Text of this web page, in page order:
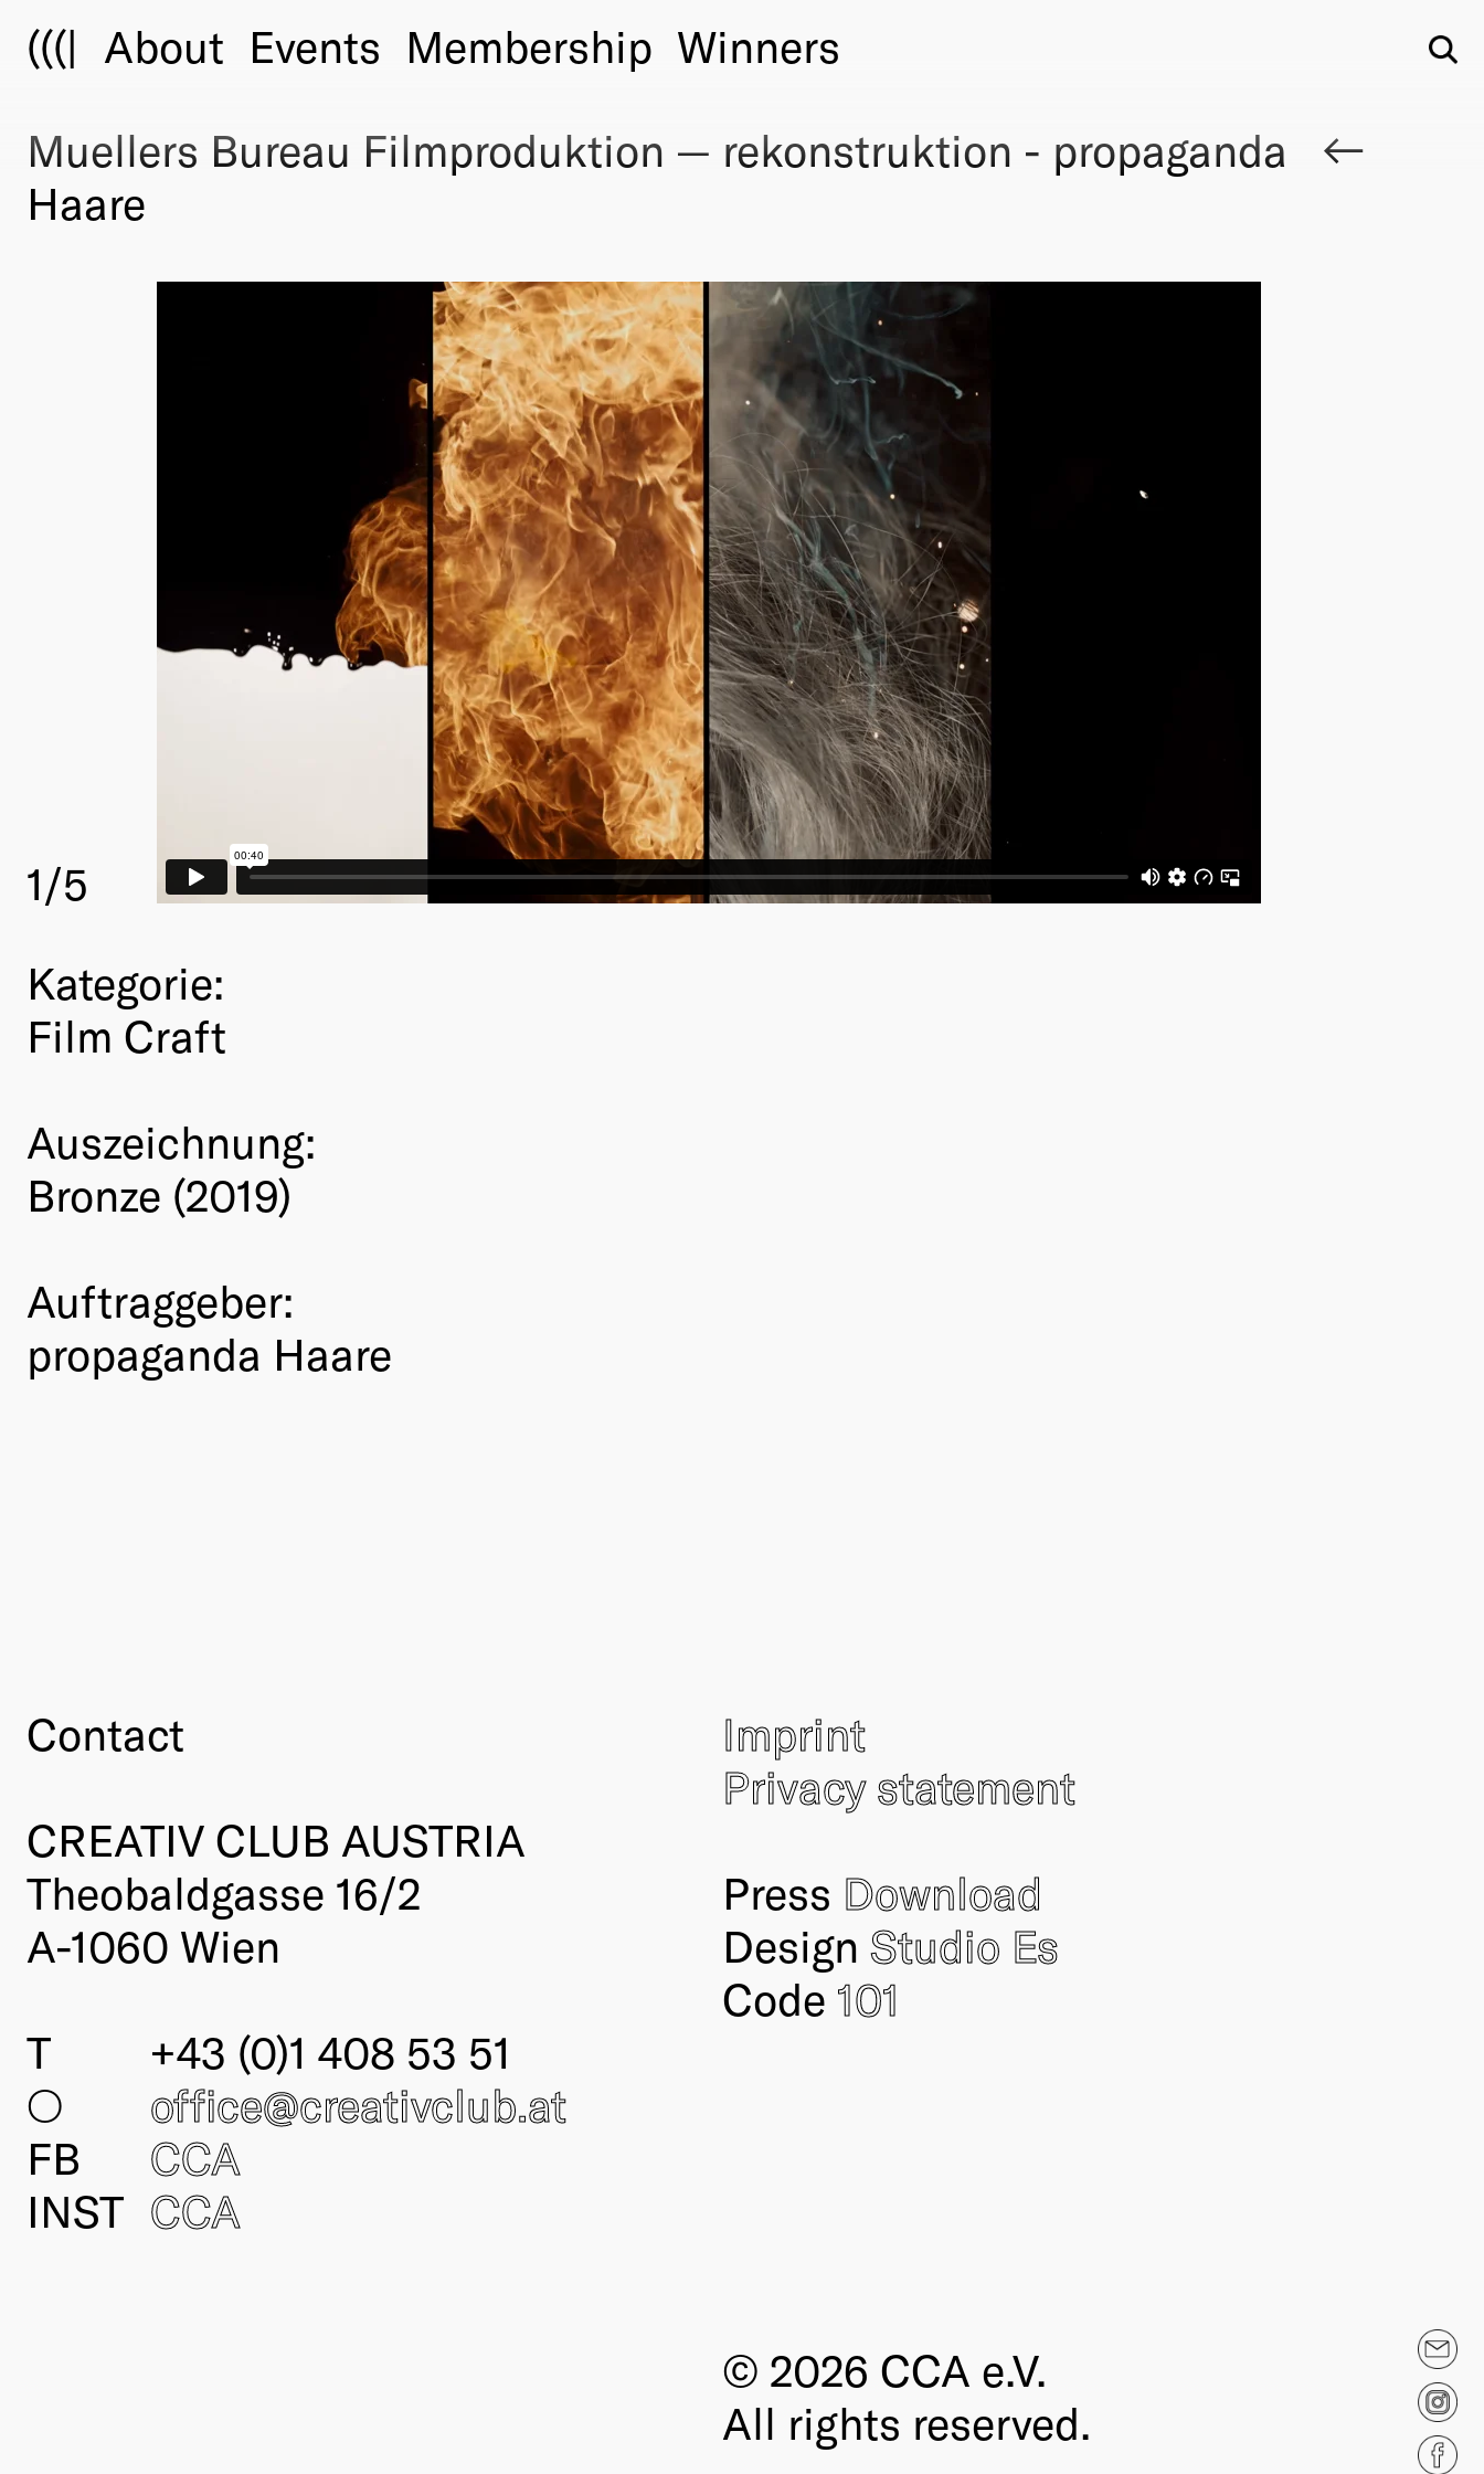
(((| About Events Membership Winners
Muellers Bureau Filmproduktion — rekonstruktion - propaganda
Haare
1/5
Kategorie:
Film Craft
Auszeichnung:
Bronze (2019)
Auftraggeber:
propaganda Haare
Contact
CREATIV CLUB AUSTRIA
Theobaldgasse 16/2
A-1060 Wien
T
+43 (0)1 408 53 51
○
office@creativclub.at
FB
CCA
INST CCA
Imprint
Privacy statement
Press Download
Design Studio Es
Code 101
© 2026 CCA e.V.
All rights reserved.